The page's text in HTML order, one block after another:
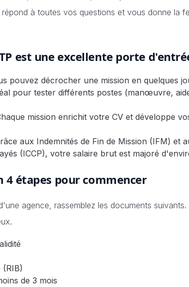
à toutes vos questions et vous donne la
est une excellente porte
pouvez décrocher une mission en quelques
pour tester différents postes (manœuvre,
mission enrichit votre CV et développe
aux Indemnités de Fin de Mission (IFM) et
(ICCP), votre salaire brut est majoré
4 étapes pour commencer
agence, rassemblez les documents
de 3 mois